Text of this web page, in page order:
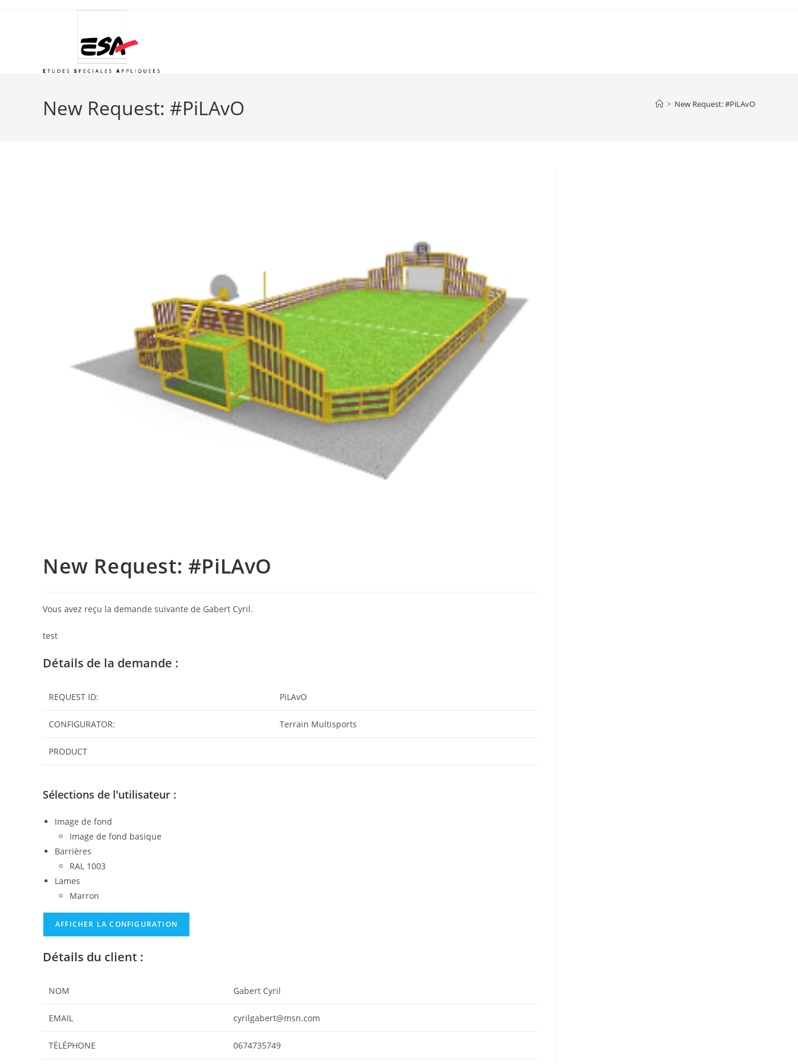
New Request: #PiLAvO > New Request: #PiLAvO
New Request: #PiLAvO
Vous avez reçu la demande suivante de Gabert Cyril.
test
Détails de la demande :
REQUEST ID: PiLAvO
CONFIGURATOR: Terrain Multisports
PRODUCT
Sélections de l'utilisateur :
Image de fond
Image de fond basique
Barrières
RAL 1003
Lames
Marron
AFFICHER LA CONFIGURATION
Détails du client :
NOM Gabert Cyril
EMAIL cyrilgabert@msn.com
TÉLÉPHONE 0674735749